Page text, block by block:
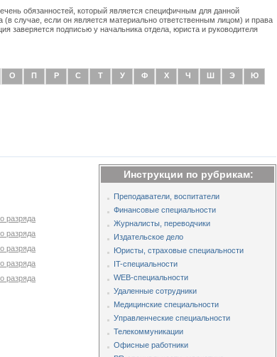
обязанностей, который является специфичным для данной
(в случае, если он является материально ответственным лицом) и права
заверяется подписью у начальника отдела, юриста и руководителя
О П Р С Т У Ф Х Ч Ш Э Ю
разряда
разряда
разряда
разряда
разряда
Инструкции по рубрикам:
Преподаватели, воспитатели
Финансовые специальности
Журналисты, переводчики
Издательское дело
Юристы, страховые специальности
IT-специальности
WEB-специальности
Удаленные сотрудники
Медицинские специальности
Управленческие специальности
Телекоммуникации
Офисные работники